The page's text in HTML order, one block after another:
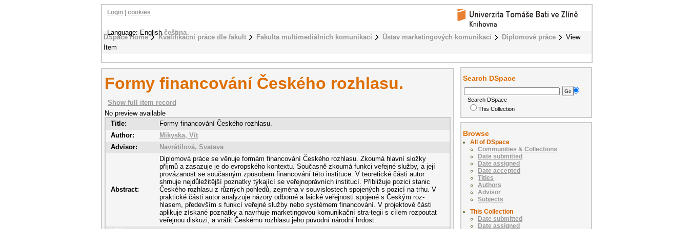
DSpace Home Kvalifikační práce dle fakult Fakulta multimediálních komunikací Ústav marketingových komunikací Diplomové práce
View
Item
Login cookies
Language: Englishčeština
Formy financování Českého rozhlasu.
Show full item record
No preview available
Title:
Formy financování Českého rozhlasu.
Author:
Mikyska, Vít
Advisor:
Navrátilová, Svatava
Abstract:
Diplomová práce se věnuje formám financování Českého rozhlasu. Zkoumá hlavní složky
příjmů a zasazuje je do evropského kontextu. Současně zkoumá funkci veřejné služby, a její
provázanost se současným způsobem financování této instituce. V teoretické části autor
shrnuje nejdůležitější poznatky týkající se veřejnoprávních institucí. Přibližuje pozici stanic
Českého rozhlasu z různých pohledů, zejména v souvislostech spojených s pozicí na trhu. V
praktické části autor analyzuje názory odborné a laické veřejnosti spojené s Českým roz-
hlasem, především s funkcí veřejné služby nebo systémem financování. V projektové části
aplikuje získané poznatky a navrhuje marketingovou komunikační stra-tegii s cílem rozpoutat
veřejnou diskuzi, a vrátit Českému rozhlasu jeho původní národní hrdost.
Search DSpace
Search DSpace
This Collection
Browse
All of DSpace
Communities & Collections
Date submitted
Date assigned
Date accepted
Titles
Authors
Advisor
Subjects
This Collection
Date submitted
Date assigned